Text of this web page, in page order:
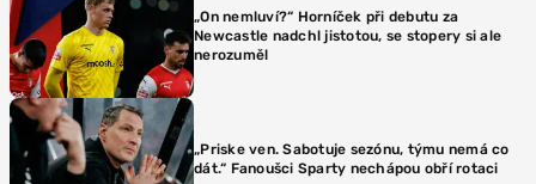
„On nemluví?“ Horníček při debutu za
Newcastle nadchl jistotou, se stopery si ale
nerozuměl
„Priske ven. Sabotuje sezónu, týmu nemá co
dát.“ Fanoušci Sparty nechápou obří rotaci